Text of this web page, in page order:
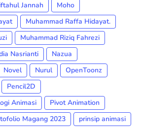
Jannah
Moho
Muhammad Raffa Hidayat.
Muhammad Riziq Fahrezi
Nasrianti
Nazua
Novel Nurul
OpenToonz
Pencil2D
Animasi
Pivot Animation
Magang 2023
prinsip animasi